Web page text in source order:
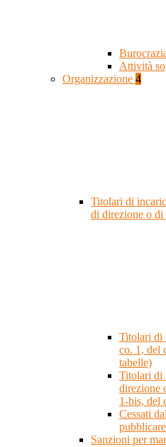
Attività
Organizzazione 4
Titolari di
di direzione o di
Titolari di
co. 1, del
tabelle)
Titolari di
direzione
1-bis, del
Cessati
Sanzioni per